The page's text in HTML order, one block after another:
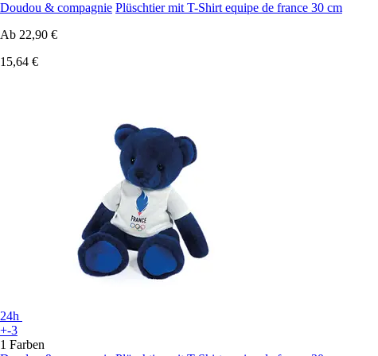
Doudou & compagnie Plüschtier mit T-Shirt equipe de france 30 cm
Ab 22,90 €
15,64 €
24h
+-3
1 Farben